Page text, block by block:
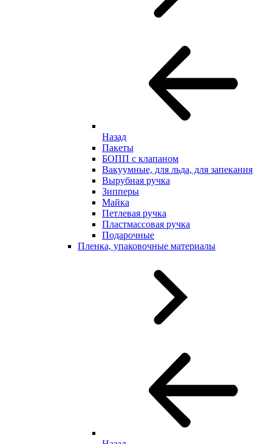
Назад
Пакеты
БОПП с клапаном
Вакуумные, для льда, для запекания
Вырубная ручка
Зипперы
Майка
Петлевая ручка
Пластмассовая ручка
Подарочные
Пленка, упаковочные материалы